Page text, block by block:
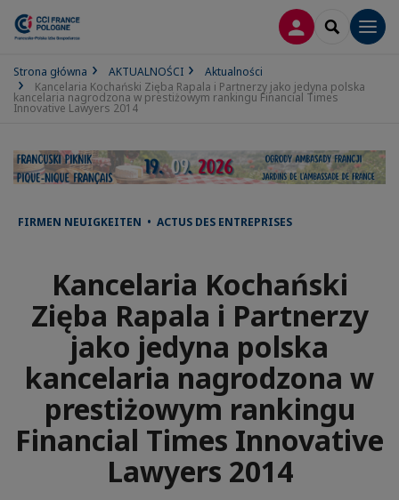
LOGOWANIE
SEARCH
Strona główna AKTUALNOŚCI
Aktualności
Kancelaria Kochański Zięba Rapala i Partnerzy jako jedyna polska
kancelaria nagrodzona w prestiżowym rankingu Financial Times
Innovative Lawyers 2014
FIRMEN NEUIGKEITEN • ACTUS DES ENTREPRISES
Kancelaria Kochański
Zięba Rapala i Partnerzy
jako jedyna polska
kancelaria nagrodzona w
prestiżowym rankingu
Financial Times Innovative
Lawyers 2014